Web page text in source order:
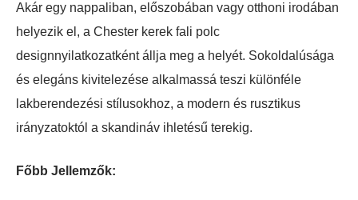
Akár egy nappaliban, előszobában vagy otthoni irodában
helyezik el, a Chester kerek fali polc
designnyilatkozatként állja meg a helyét. Sokoldalúsága
és elegáns kivitelezése alkalmassá teszi különféle
lakberendezési stílusokhoz, a modern és rusztikus
irányzatoktól a skandináv ihletésű terekig.
Főbb Jellemzők: